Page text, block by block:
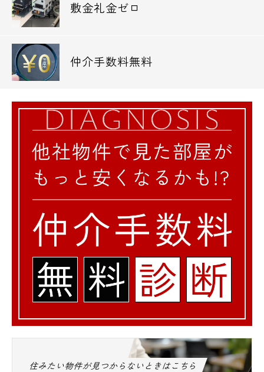
敷金礼金ゼロ
仲介手数料無料
住みたい物件が見つからないときはこちら